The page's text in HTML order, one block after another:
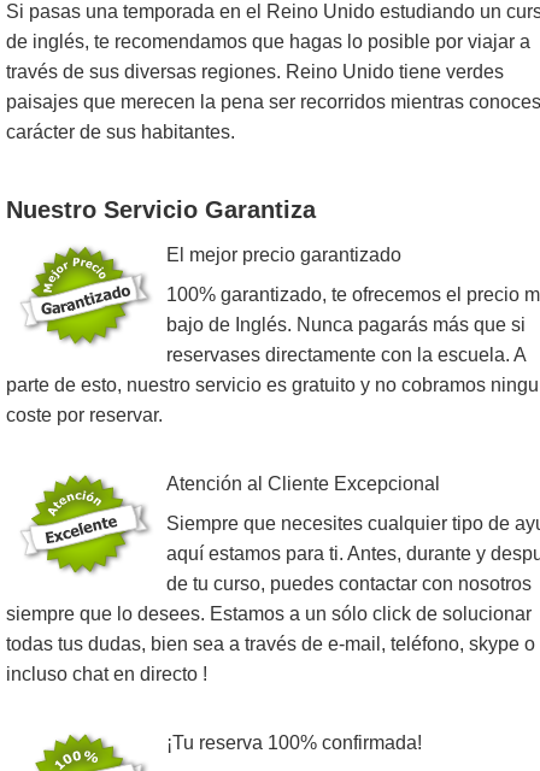
Si pasas una temporada en el Reino Unido estudiando un
de inglés, te recomendamos que hagas lo posible por viajar a
través de sus diversas regiones. Reino Unido tiene verdes
paisajes que merecen la pena ser recorridos mientras
carácter de sus habitantes.
Nuestro Servicio Garantiza
El mejor precio garantizado
100% garantizado, te ofrecemos el precio
bajo de Inglés. Nunca pagarás más que si
reservases directamente con la escuela. A
parte de esto, nuestro servicio es gratuito y no cobramos
coste por reservar.
Atención al Cliente Excepcional
Siempre que necesites cualquier tipo de
aquí estamos para ti. Antes, durante y
de tu curso, puedes contactar con nosotros
siempre que lo desees. Estamos a un sólo click de solucionar
todas tus dudas, bien sea a través de e-mail, teléfono, skype o
incluso chat en directo !
¡Tu reserva 100% confirmada!